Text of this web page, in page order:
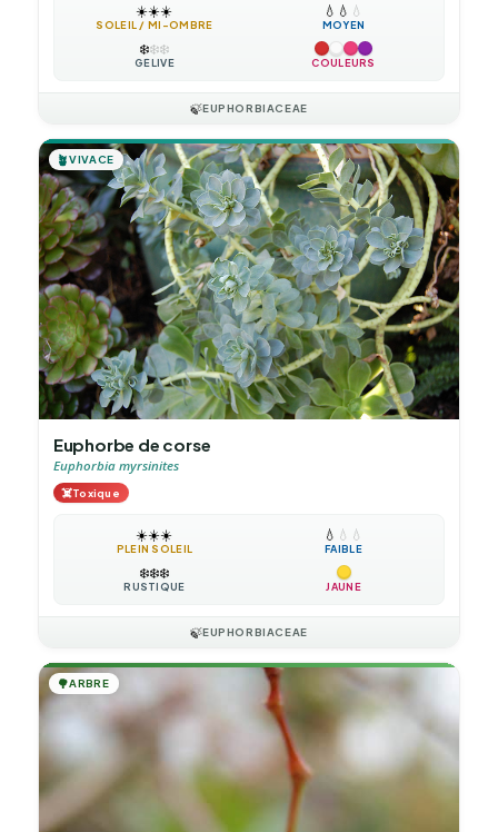
☀️☀️☀️
SOLEIL / MI-OMBRE
💧 💧 💧
MOYEN
❄️❄️❄️
GÉLIVE COULEURS
🍃EUPHORBIACEAE
🪴VIVACE
Euphorbe de corse
Euphorbia myrsinites
☠️Toxique
☀️☀️☀️
PLEIN SOLEIL
💧 💧 💧
FAIBLE
❄️❄️❄️
RUSTIQUE JAUNE
🍃EUPHORBIACEAE
🌳ARBRE